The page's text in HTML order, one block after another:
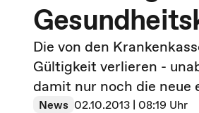
Die von den
Gültigkeit verlieren -
damit nur noch die
News 02.10.2013 | 08:19 Uhr